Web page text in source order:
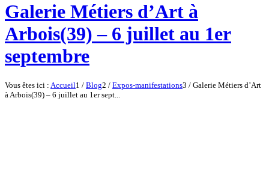
Galerie Métiers d’Art à
Arbois(39) – 6 juillet au 1er
septembre
Vous êtes ici : Accueil1 / Blog2 / Expos-manifestations3 / Galerie Métiers d’Art
à Arbois(39) – 6 juillet au 1er sept...